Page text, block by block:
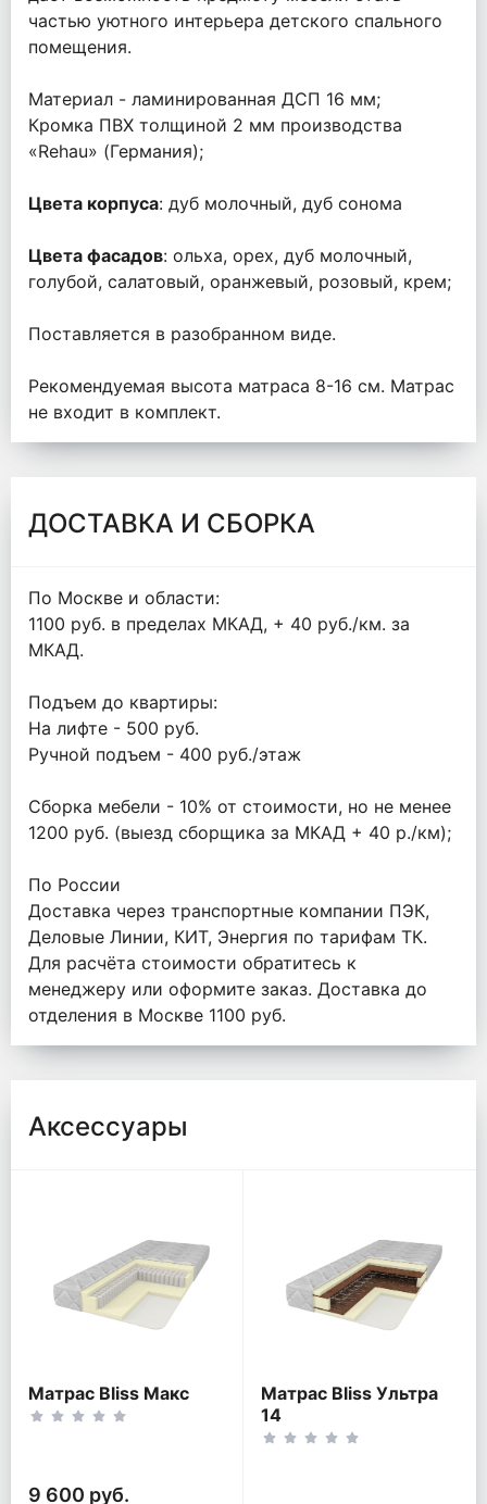
частью уютного интерьера детского спального
помещения.
Материал - ламинированная ДСП 16 мм;
Кромка ПВХ толщиной 2 мм производства
«Rehau» (Германия);
Цвета корпуса: дуб молочный, дуб сонома
Цвета фасадов: ольха, орех, дуб молочный,
голубой, салатовый, оранжевый, розовый, крем;
Поставляется в разобранном виде.
Рекомендуемая высота матраса 8-16 см. Матрас
не входит в комплект.
ДОСТАВКА И СБОРКА
По Москве и области:
1100 руб. в пределах МКАД, + 40 руб./км. за
МКАД.
Подъем до квартиры:
На лифте - 500 руб.
Ручной подъем - 400 руб./этаж
Сборка мебели - 10% от стоимости, но не менее
1200 руб. (выезд сборщика за МКАД + 40 р./км);
По России
Доставка через транспортные компании ПЭК,
Деловые Линии, КИТ, Энергия по тарифам ТК.
Для расчёта стоимости обратитесь к
менеджеру или оформите заказ. Доставка до
отделения в Москве 1100 руб.
Аксессуары
Матрас Bliss Макс
9 600 руб.
Матрас Bliss Ультра
14